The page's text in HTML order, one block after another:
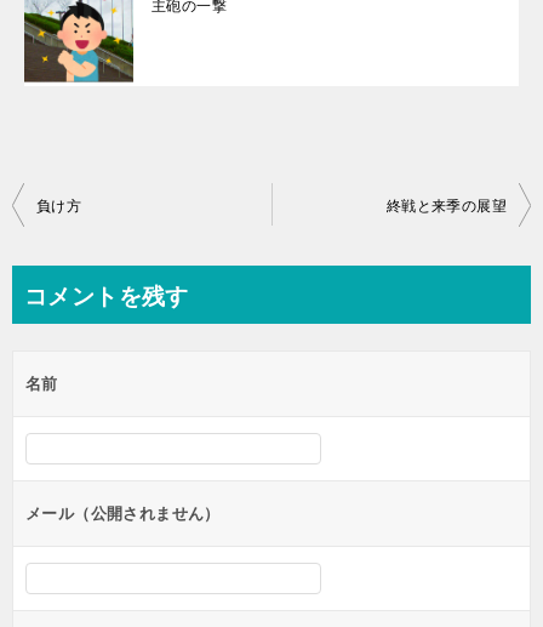
主砲の一撃
投
ビ
ー
シ
ン
負け方 終戦と来季の展望
コメントを残す
名前
メール（公開されません）